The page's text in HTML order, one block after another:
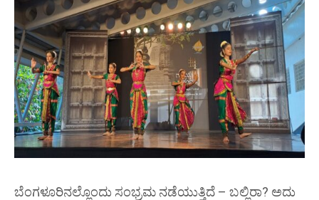
ಬೆಂಗಳೂರಿನಲ್ಲೊಂದು ಸಂಭ್ರಮ ನಡೆಯುತ್ತಿದೆ – ಬಲ್ಲಿರಾ? ಅದು